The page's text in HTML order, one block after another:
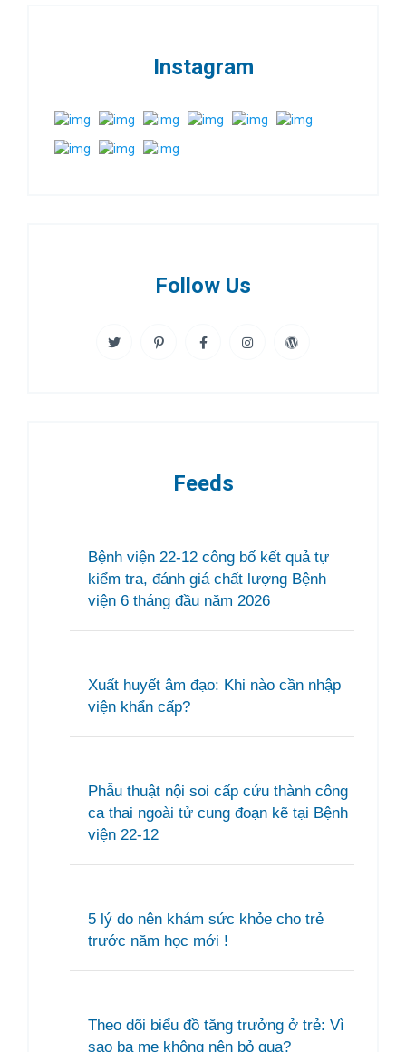
Instagram
Follow Us
Feeds
Bệnh viện 22-12 công bố kết quả tự
kiểm tra, đánh giá chất lượng Bệnh
viện 6 tháng đầu năm 2026
Xuất huyết âm đạo: Khi nào cần nhập
viện khẩn cấp?
Phẫu thuật nội soi cấp cứu thành công
ca thai ngoài tử cung đoạn kẽ tại Bệnh
viện 22-12
5 lý do nên khám sức khỏe cho trẻ
trước năm học mới !
Theo dõi biểu đồ tăng trưởng ở trẻ: Vì
sao ba mẹ không nên bỏ qua?